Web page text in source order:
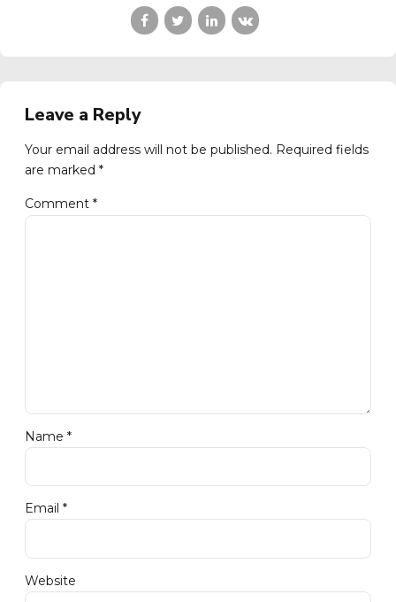
Leave a Reply
Your email address will not be published. Required fields
are marked *
Comment *
Name *
Email *
Website